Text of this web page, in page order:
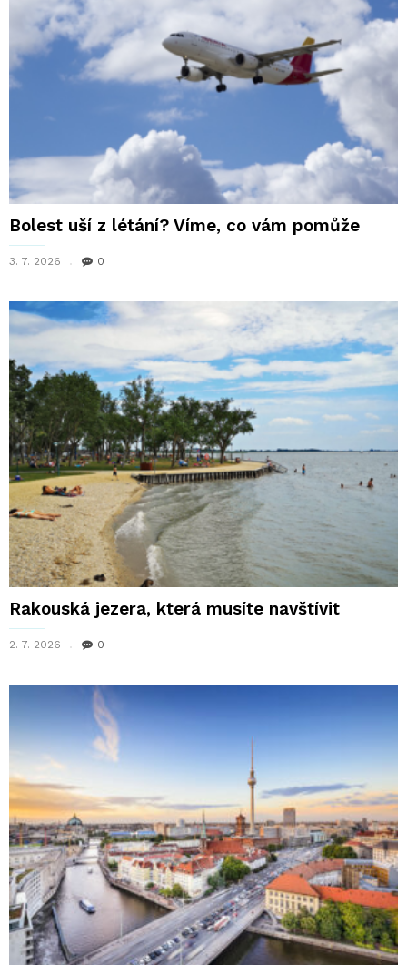
Bolest uší z létání? Víme, co vám pomůže
3. 7. 2026 0
Rakouská jezera, která musíte navštívit
2. 7. 2026 0